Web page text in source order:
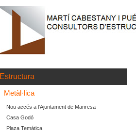
Estructura
Metàl·lica
Nou accés a l'Ajuntament de Manresa
Casa Godó
Plaza Temática